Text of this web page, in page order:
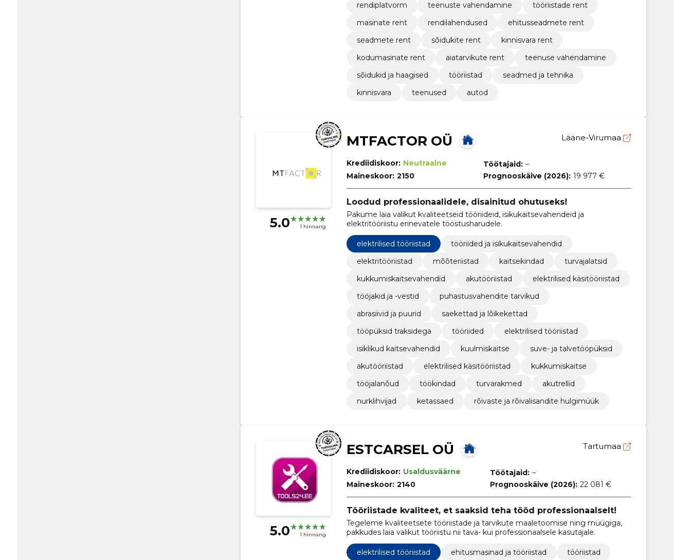
rendiplatvorm
teenuste vahendamine
tööriistade rent
masinate rent
rendilahendused
ehitusseadmete rent
seadmete rent
sõidukite rent
kinnisvara rent
kodumasinate rent
aiatarvikute rent
teenuse vahendamine
sõidukid ja haagised
tööriistad
seadmed ja tehnika
kinnisvara
teenused autod
5.0 1 hinnang
MTFACTOR OÜ Lääne-Virumaa
Krediidiskoor: Neutraalne
Maineskoor: 2150
Töötajaid: –
Prognooskäive (2026): 19 977 €
Loodud professionaalidele, disainitud ohutuseks!
Pakume laia valikut kvaliteetseid tööriideid, isikukaitsevahendeid ja
elektritööriistu erinevatele tööstusharudele.
elektrilised tööriistad
tööriided ja isikukaitsevahendid
elektritööriistad
mõõteriistad kaitsekindad
turvajalatsid
kukkumiskaitsevahendid
akutööriistad
elektrilised käsitööriistad
tööjakid ja -vestid
puhastusvahendite tarvikud
abrasiivid ja puurid
saekettad ja lõikekettad
tööpüksid traksidega
tööriided
elektrilised tööriistad
isiklikud kaitsevahendid
kuulmiskaitse
suve- ja talvetööpüksid
akutööriistad
elektrilised käsitööriistad
kukkumiskaitse
tööjalanõud
töökindad turvarakmed
akutrellid
nurklihvijad
ketassaed rõivaste ja rõivalisandite hulgimüük
5.0 1 hinnang
ESTCARSEL OÜ Tartumaa
Krediidiskoor: Usaldusväärne
Maineskoor: 2140
Töötajaid: –
Prognooskäive (2026): 22 081 €
Tööriistade kvaliteet, et saaksid teha tööd professionaalselt!
Tegeleme kvaliteetsete tööriistade ja tarvikute maaletoomise ning müügiga,
pakkudes laia valikut tööriistu nii tava- kui professionaalsele kasutajale.
elektrilised tööriistad ehitusmasinad ja tööriistad tööriistad